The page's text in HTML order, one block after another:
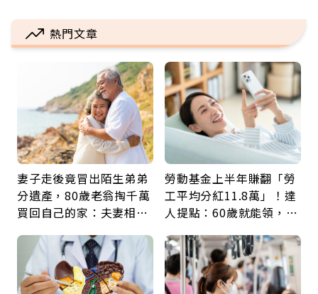
熱門文章
妻子走後竟冒出陌生弟弟
分遺產，80歲老翁掏千萬
買回自己的家：夫妻相守
勞動基金上半年賺翻「勞
工平均分紅11.8萬」！達
人提點：60歲就能領，重